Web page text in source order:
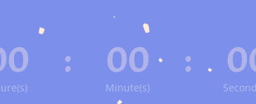
: 00
Minute(s)
: